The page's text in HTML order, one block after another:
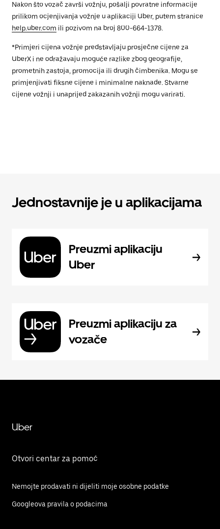
Nakon što vozač završi vožnju, pošalji povratne informacije
prilikom ocjenjivanja vožnje u aplikaciji Uber, putem stranice
help.uber.com ili pozivom na broj 800-664-1378.
*Primjeri cijena vožnje predstavljaju prosječne cijene za
UberX i ne odražavaju moguće razlike zbog geografije,
prometnih zastoja, promocija ili drugih čimbenika. Mogu se
primjenjivati fiksne cijene i minimalne naknade. Stvarne
cijene vožnji i unaprijed zakazanih vožnji mogu varirati.
Jednostavnije je u aplikacijama
Preuzmi aplikaciju
Uber
Preuzmi aplikaciju za
vozače
Uber
Otvori centar za pomoć
Nemojte prodavati ni dijeliti moje osobne podatke
Googleova pravila o podacima